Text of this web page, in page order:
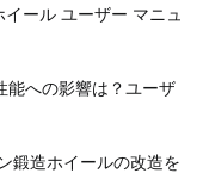
ール ユーザー マニュ
能への影響は？ユーザ
鍛造ホイールの改造を